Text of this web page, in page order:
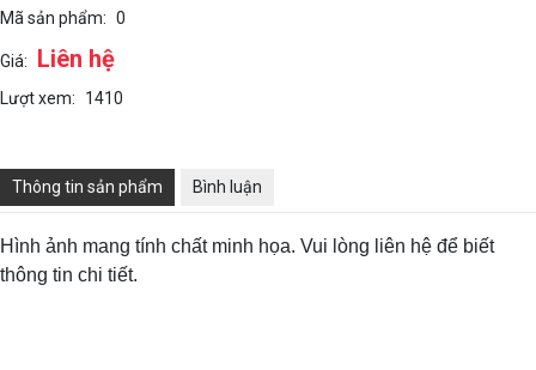
Mã sản phẩm: 0
Giá: Liên hệ
Lượt xem: 1410
Thông tin sản phẩm Bình luận
Hình ảnh mang tính chất minh họa. Vui lòng liên hệ để biết
thông tin chi tiết.